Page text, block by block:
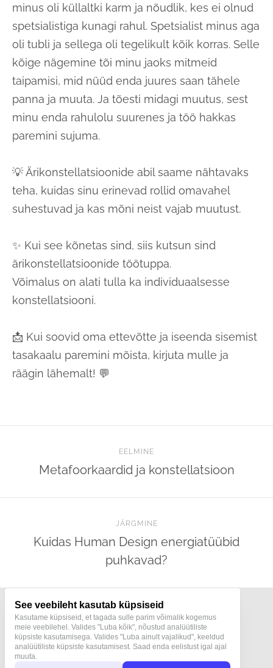
minus oli küllaltki karm ja nõudlik, kes ei olnud
spetsialistiga kunagi rahul. Spetsialist minus aga
oli tubli ja sellega oli tegelikult kõik korras. Selle
kõige nägemine tõi minu jaoks mitmeid
taipamisi, mid nüüd enda juures saan tähele
panna ja muuta. Ja tõesti midagi muutus, sest
minu enda rahulolu suurenes ja töö hakkas
paremini sujuma.
💡 Ärikonstellatsioonide abil saame nähtavaks
teha, kuidas sinu erinevad rollid omavahel
suhestuvad ja kas mõni neist vajab muutust.
✨ Kui see kõnetas sind, siis kutsun sind
ärikonstellatsioonide töötuppa.
Võimalus on alati tulla ka individuaalsesse
konstellatsiooni.
📩 Kui soovid oma ettevõtte ja iseenda sisemist
tasakaalu paremini mõista, kirjuta mulle ja
räägin lähemalt! 💬
EELMINE
Metafoorkaardid ja konstellatsioon
JÄRGMINE
Kuidas Human Design energiatüübid
puhkavad?
Terapeut ja konstellöör Mari Pukk
See veebileht kasutab küpsiseid
Kasutame küpsiseid, et tagada sulle parim võimalik kogemus
meie veebilehel. Valides "Luba kõik", nõustud analüütiliste
küpsiste kasutamisega. Valides "Luba ainult vajalikud", keeldud
analüütiliste küpsiste kasutamisest. Saad enda eelistust igal ajal
muuta.